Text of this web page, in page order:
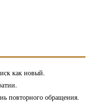
как новый.
повторного обращения.